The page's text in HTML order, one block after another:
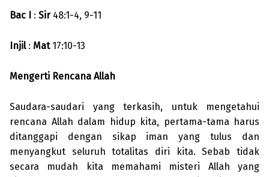
Bac I : Sir48:1-4, 9-11
Injil : Mat17:10-13
Mengerti Rencana Allah
Saudara-saudari yang terkasih, untuk mengetahui
rencana Allah dalam hidup kita, pertama-tama harus
ditanggapi dengan sikap iman yang tulus dan
menyangkut seluruh totalitas diri kita. Sebab tidak
secara mudah kita memahami misteri Allah yang